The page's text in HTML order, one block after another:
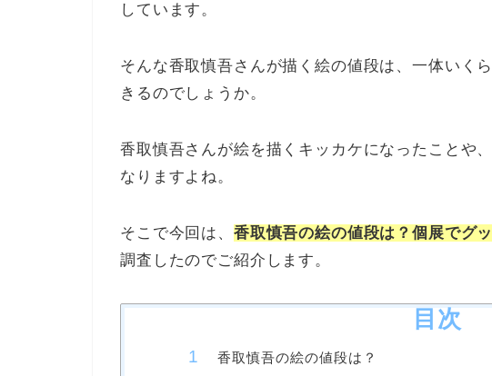
しています。
そんな香取慎吾さんが描く絵の値段は、一体いく
きるのでしょうか。
香取慎吾さんが絵を描くキッカケになったことや
なりますよね。
そこで今回は、 香取慎吾の絵の値段は？個展でグ
調査したのでご紹介します。
目次
香取慎吾の絵の値段は？